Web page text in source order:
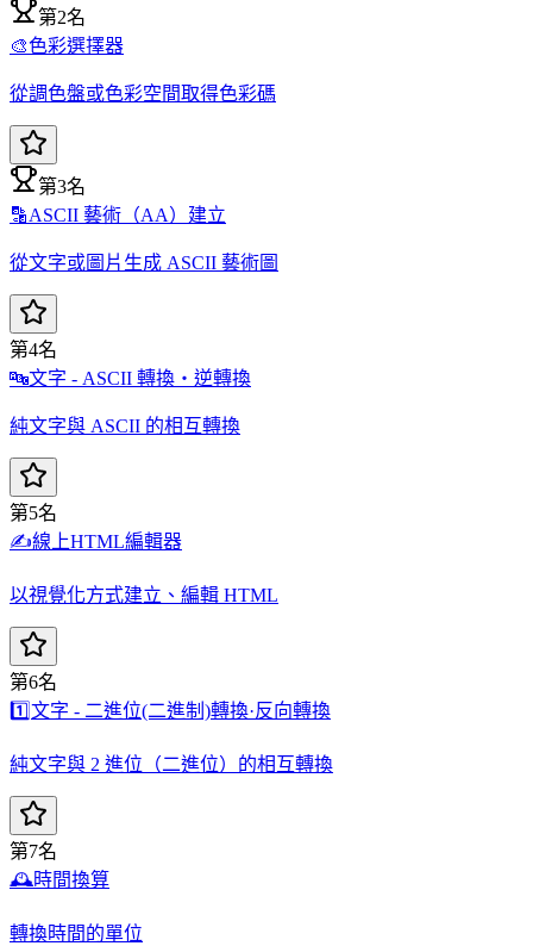
第2名
🎨色彩選擇器
從調色盤或色彩空間取得色彩碼
第3名
🔡ASCII 藝術（AA）建立
從文字或圖片生成 ASCII 藝術圖
第4名
🔤文字 - ASCII 轉換・逆轉換
純文字與 ASCII 的相互轉換
第5名
✍️線上HTML編輯器
以視覺化方式建立、編輯 HTML
第6名
1️⃣文字 - 二進位(二進制)轉換·反向轉換
純文字與 2 進位（二進位）的相互轉換
第7名
🕰️時間換算
轉換時間的單位